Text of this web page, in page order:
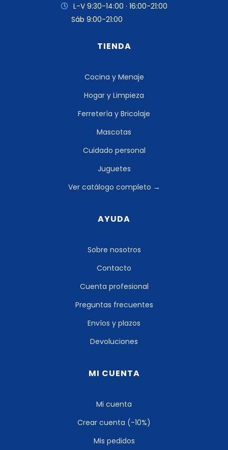
L-V 9:30-14:00 · 16:00-21:00
Sáb 9:00-21:00
TIENDA
Cocina y Menaje
Hogar y Limpieza
Ferretería y Bricolaje
Mascotas
Cuidado personal
Juguetes
Ver catálogo completo →
AYUDA
Sobre nosotros
Contacto
Cuenta profesional
Preguntas frecuentes
Envíos y plazos
Devoluciones
MI CUENTA
Mi cuenta
Crear cuenta (-10%)
Mis pedidos